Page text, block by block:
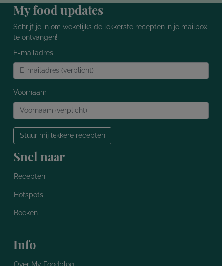
My food updates
Schrijf je in om wekelijks de lekkerste recepten in je mailbox
te ontvangen!
E-mailadres
Voornaam
Stuur mij lekkere recepten
Snel naar
Recepten
Hotspots
Boeken
Info
Over My Foodblog